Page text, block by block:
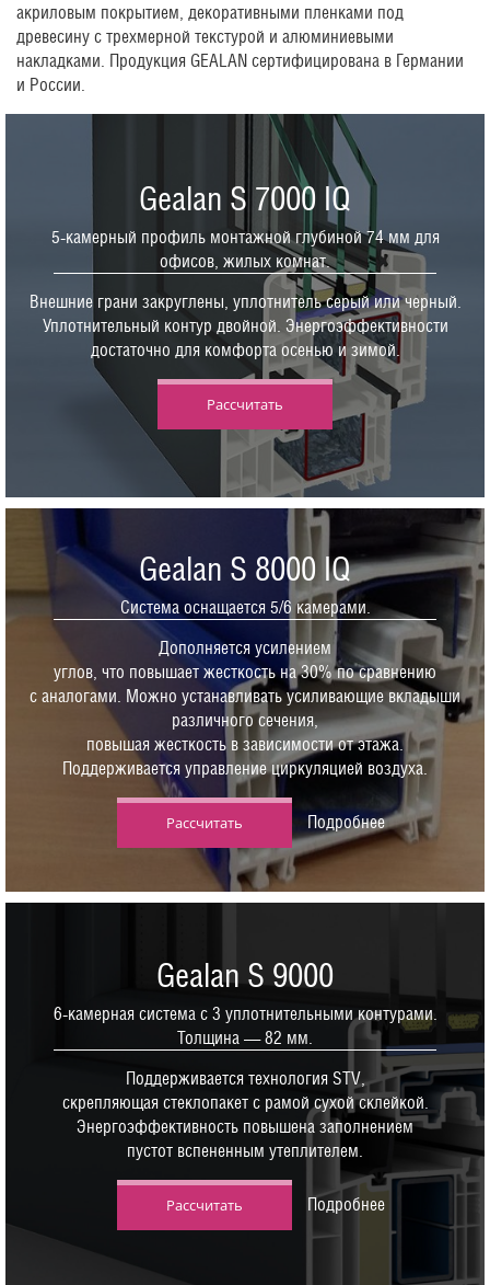
акриловым покрытием, декоративными пленками под
древесину с трехмерной текстурой и алюминиевыми
накладками. Продукция GEALAN сертифицирована в Германии
и России.
Gealan S 7000 IQ
5-камерный профиль монтажной глубиной 74 мм для
офисов, жилых комнат.
Внешние грани закруглены, уплотнитель серый или черный.
Уплотнительный контур двойной. Энергоэффективности
достаточно для комфорта осенью и зимой.
Рассчитать
Gealan S 8000 IQ
Система оснащается 5/6 камерами.
Дополняется усилением
углов, что повышает жесткость на 30% по сравнению
с аналогами. Можно устанавливать усиливающие вкладыши
различного сечения,
повышая жесткость в зависимости от этажа.
Поддерживается управление циркуляцией воздуха.
Рассчитать Подробнее
Gealan S 9000
6-камерная система с 3 уплотнительными контурами.
Толщина — 82 мм.
Поддерживается технология STV,
скрепляющая стеклопакет с рамой сухой склейкой.
Энергоэффективность повышена заполнением
пустот вспененным утеплителем.
Рассчитать Подробнее